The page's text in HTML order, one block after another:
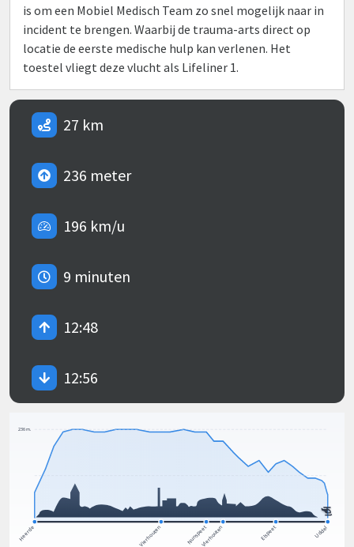
is om een Mobiel Medisch Team zo snel mogelijk naar in
incident te brengen. Waarbij de trauma-arts direct op
locatie de eerste medische hulp kan verlenen. Het
toestel vliegt deze vlucht als Lifeliner 1.
27 km
236 meter
196 km/u
9 minuten
12:48
12:56